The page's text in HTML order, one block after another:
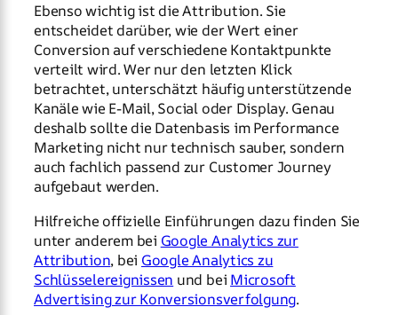
Ebenso wichtig ist die Attribution. Sie
entscheidet darüber, wie der Wert einer
Conversion auf verschiedene Kontaktpunkte
verteilt wird. Wer nur den letzten Klick
betrachtet, unterschätzt häufig unterstützende
Kanäle wie E-Mail, Social oder Display. Genau
deshalb sollte die Datenbasis im Performance
Marketing nicht nur technisch sauber, sondern
auch fachlich passend zur Customer Journey
aufgebaut werden.
Hilfreiche offizielle Einführungen dazu finden Sie
unter anderem bei Google Analytics zur
Attribution, bei Google Analytics zu
Schlüsselereignissen und bei Microsoft
Advertising zur Konversionsverfolgung.